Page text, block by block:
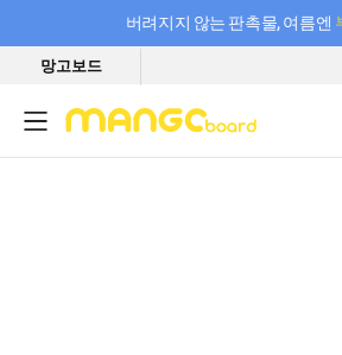
버려지지 않는 판촉물, 여름엔
필요한 만큼 충전하고 끊김 없이 작업하세요!
망고보드